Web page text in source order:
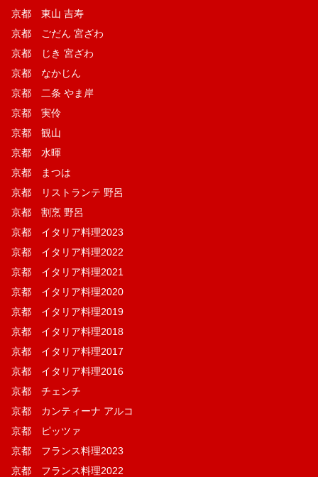
京都 東山 吉寿
京都 ごだん 宮ざわ
京都 じき 宮ざわ
京都 なかじん
京都 二条 やま岸
京都 実伶
京都 観山
京都 水暉
京都 まつは
京都 リストランテ 野呂
京都 割烹 野呂
京都 イタリア料理2023
京都 イタリア料理2022
京都 イタリア料理2021
京都 イタリア料理2020
京都 イタリア料理2019
京都 イタリア料理2018
京都 イタリア料理2017
京都 イタリア料理2016
京都 チェンチ
京都 カンティーナ アルコ
京都 ピッツァ
京都 フランス料理2023
京都 フランス料理2022